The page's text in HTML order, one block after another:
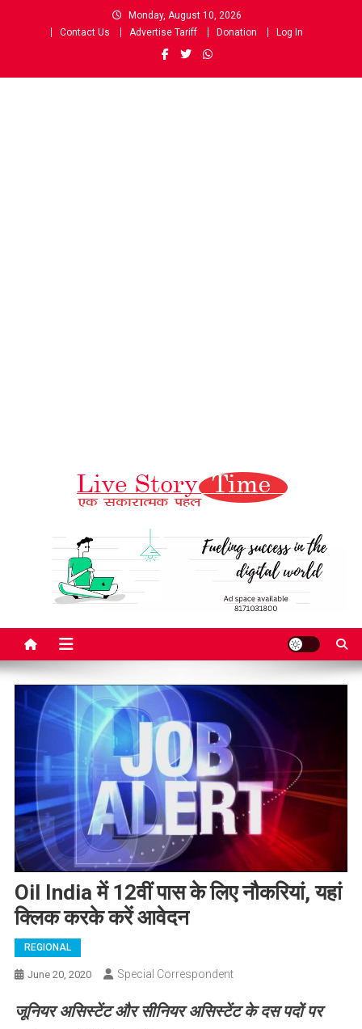
Monday, August 10, 2026
Contact Us
Advertise Tariff Donation Log In
Live Story Time
Oil India में 12वीं पास के लिए नौकरियां, यहां
क्लिक करके करें आवेदन
REGIONAL
June 20, 2020 Special Correspondent
जूनियर असिस्टेंट और सीनियर असिस्टेंट के दस पदों पर